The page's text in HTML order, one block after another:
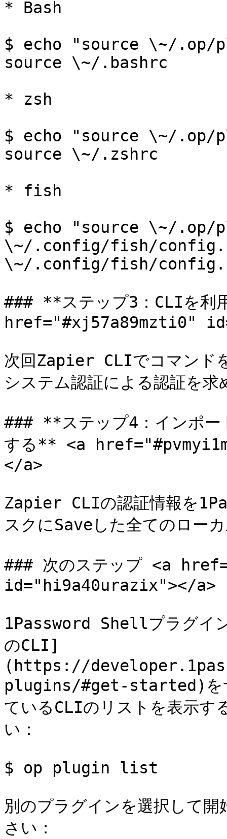
* Bash
$ echo "source \~/.op/
source \~/.bashrc
* zsh
$ echo "source \~/.op/
source \~/.zshrc
* fish
$ echo "source \~/.op/
\~/.config/fish/
\~/.config/fish/
### **ステップ3：CLIを利
href="#xj57a89mzti0"
次回Zapier CLIでコマンド
システム認証による認証を
### **ステップ4：インポー
する** <a
</a>
Zapier CLIの認証情報を
スクにSaveした全てのロー
### 次のステップ <a
id="hi9a40urazix"></a>
1Password Shellプラグイ
のCLI]
(https://
plugins/#get-started)をサ
ているCLIのリストを表示す
い：
$ op plugin list
別のプラグインを選択して
さい：